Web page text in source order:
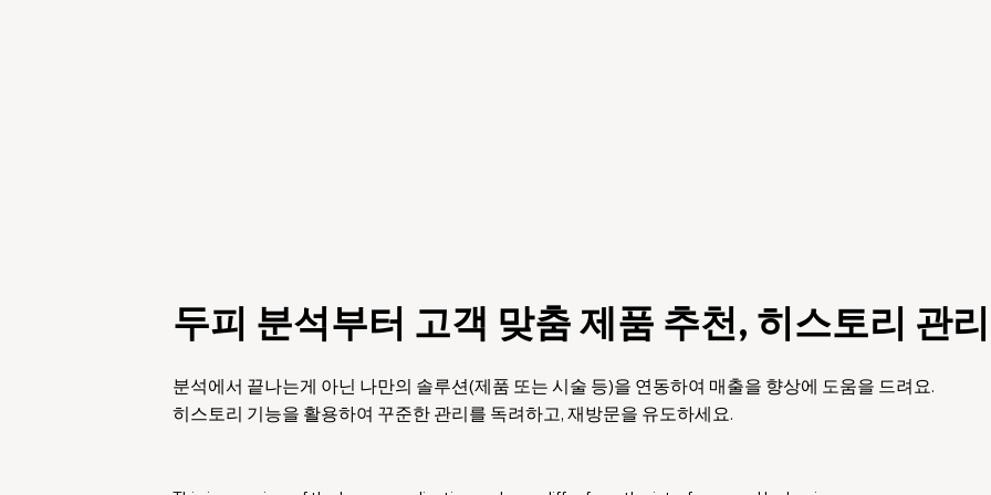
두피 분석부터 고객 맞춤 제품 추천, 히스토리 관
분석에서 끝나는게 아닌 나만의 솔루션(제품 또는 시술 등)을 연동하여 매출을 향상에 도움을 드려요.
히스토리 기능을 활용하여 꾸준한 관리를 독려하고, 재방문을 유도하세요.